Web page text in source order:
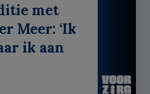
met
Meer: ‘Ik
ik aan